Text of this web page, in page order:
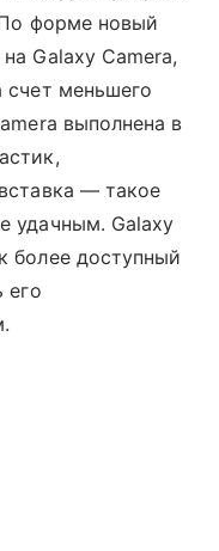
форме новый
Galaxy Camera,
меньшего
выполнена в
— такое
удачным. Galaxy
более доступный
его